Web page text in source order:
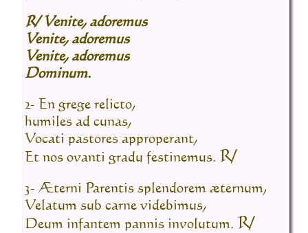
R/ Venite, adoremus
Venite, adoremus
Venite, adoremus
Dominum.
2- En grege relicto,
humiles ad cunas,
Vocati pastores approperant,
Et nos ovanti gradu festinemus. R/
3- Æterni Parentis splendorem æternum,
Velatum sub carne videbimus,
Deum infantem pannis involutum. R/